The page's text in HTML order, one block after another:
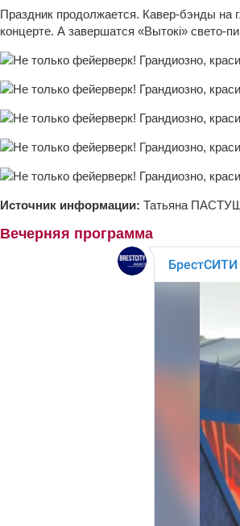
Праздник продолжается. Кавер-бэнды на
концерте. А завершатся «Вытокі» свето-
Источник информации: Татьяна
Вечерняя программа